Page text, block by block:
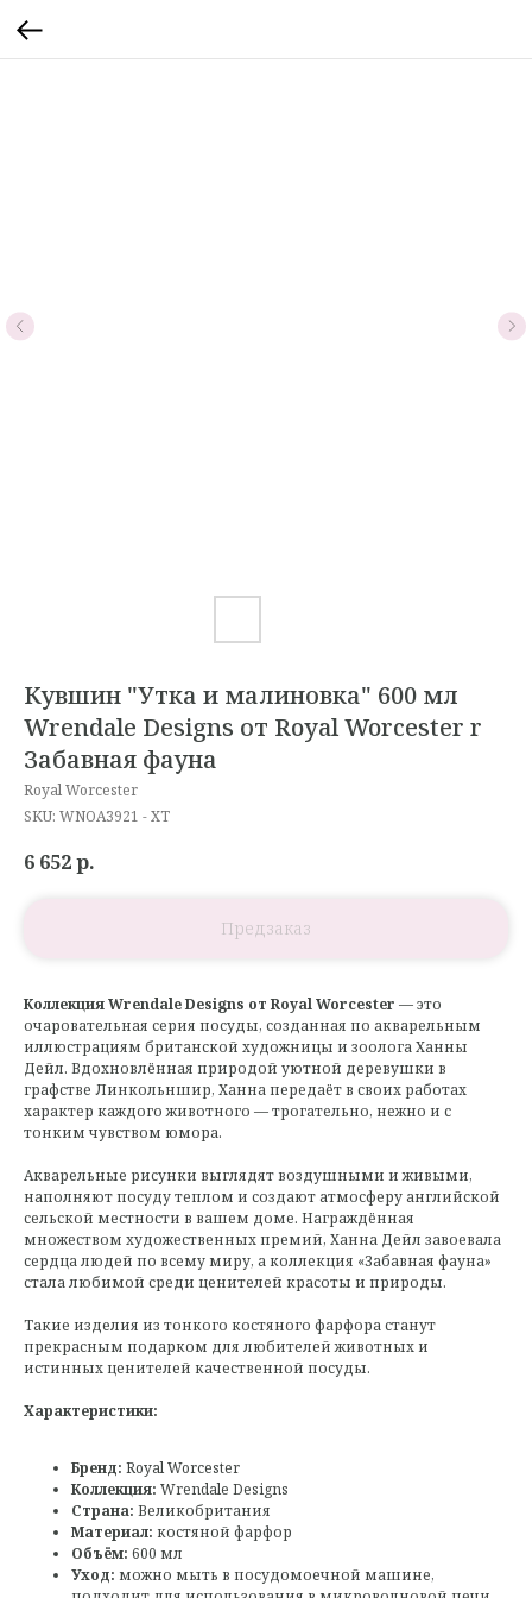
Кувшин "Утка и малиновка" 600 мл
Wrendale Designs от Royal Worcester r
Забавная фауна
Royal Worcester
SKU: WNOA3921 - XT
6 652р.
Коллекция Wrendale Designs от Royal Worcester — это
очаровательная серия посуды, созданная по акварельным
иллюстрациям британской художницы и зоолога Ханны
Дейл. Вдохновлённая природой уютной деревушки в
графстве Линкольншир, Ханна передаёт в своих работах
характер каждого животного — трогательно, нежно и с
тонким чувством юмора.
Акварельные рисунки выглядят воздушными и живыми,
наполняют посуду теплом и создают атмосферу английской
сельской местности в вашем доме. Награждённая
множеством художественных премий, Ханна Дейл завоевала
сердца людей по всему миру, а коллекция «Забавная фауна»
стала любимой среди ценителей красоты и природы.
Такие изделия из тонкого костяного фарфора станут
прекрасным подарком для любителей животных и
истинных ценителей качественной посуды.
Характеристики:
Бренд: Royal Worcester
Коллекция: Wrendale Designs
Страна: Великобритания
Материал: костяной фарфор
Объём: 600 мл
Уход: можно мыть в посудомоечной машине,